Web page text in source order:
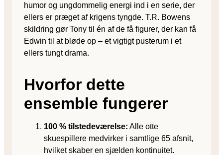
humor og ungdommelig energi ind i en serie, der
ellers er præget af krigens tyngde. T.R. Bowens
skildring gør Tony til én af de få figurer, der kan få
Edwin til at bløde op – et vigtigt pusterum i et
ellers tungt drama.
Hvorfor dette
ensemble fungerer
100 % tilstedeværelse: Alle otte
skuespillere medvirker i samtlige 65 afsnit,
hvilket skaber en sjælden kontinuitet.